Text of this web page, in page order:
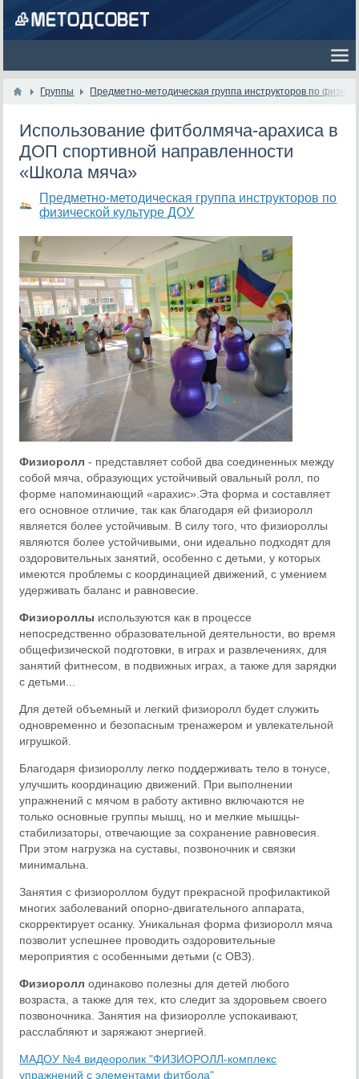
Группы Предметно-методическая группа инструкторов по
Использование фитболмяча-арахиса в
ДОП спортивной направленности
«Школа мяча»
Предметно-методическая группа инструкторов по
физической культуре ДОУ
Физиоролл - представляет собой два соединенных между
собой мяча, образующих устойчивый овальный ролл, по
форме напоминающий «арахис».Эта форма и составляет
его основное отличие, так как благодаря ей физиоролл
является более устойчивым. В силу того, что физиороллы
являются более устойчивыми, они идеально подходят для
оздоровительных занятий, особенно с детьми, у которых
имеются проблемы с координацией движений, с умением
удерживать баланс и равновесие.
Физиороллы используются как в процессе
непосредственно образовательной деятельности, во время
общефизической подготовки, в играх и развлечениях, для
занятий фитнесом, в подвижных играх, а также для зарядки
с детьми...
Для детей объемный и легкий физиоролл будет служить
одновременно и безопасным тренажером и увлекательной
игрушкой.
Благодаря физиороллу легко поддерживать тело в тонусе,
улучшить координацию движений. При выполнении
упражнений с мячом в работу активно включаются не
только основные группы мышц, но и мелкие мышцы-
стабилизаторы, отвечающие за сохранение равновесия.
При этом нагрузка на суставы, позвоночник и связки
минимальна.
Занятия с физиороллом будут прекрасной профилактикой
многих заболеваний опорно-двигательного аппарата,
скорректирует осанку. Уникальная форма физиоролл мяча
позволит успешнее проводить оздоровительные
мероприятия с особенными детьми (с ОВЗ).
Физиороллодинаково полезны для детей любого
возраста, а также для тех, кто следит за здоровьем своего
позвоночника. Занятия на физиоролле успокаивают,
расслабляют и заряжают энергией.
МАДОУ №4 видеоролик "ФИЗИОРОЛЛ-комплекс
упражнений с элементами фитбола"